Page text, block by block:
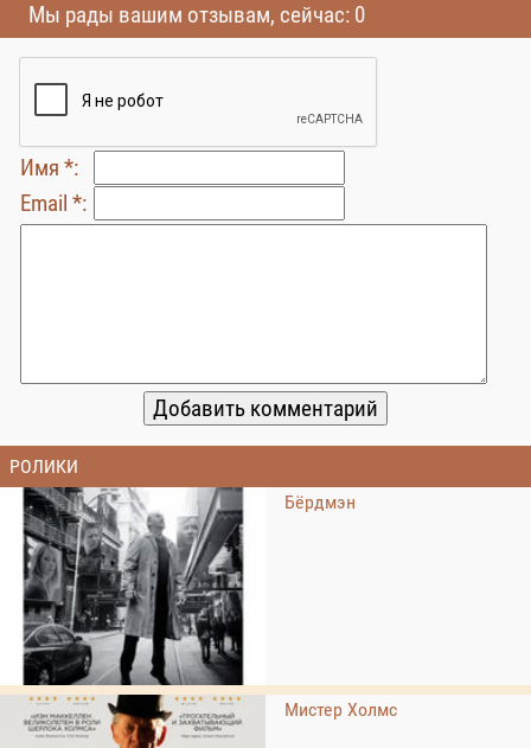
Мы рады вашим отзывам, сейчас: 0
Имя *:
Email *:
РОЛИКИ
Бёрдмэн
Мистер Холмс